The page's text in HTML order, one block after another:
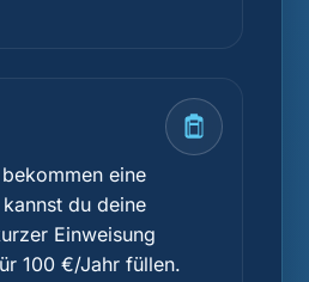
eine
du deine
Einweisung
100 €/Jahr füllen.